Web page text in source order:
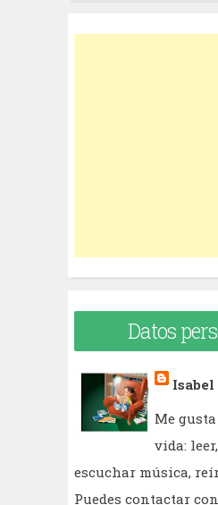
r
Datos
Me
vida:
escuchar música,
Puedes contactar